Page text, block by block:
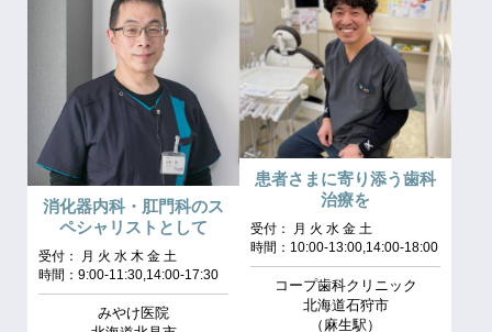
消化器内科・肛門科のス
ペシャリストとして
受付： 月 火 水 木 金 土
時間：9:00-11:30,14:00-17:30
みやけ医院
患者さまに寄り添う歯科
治療を
受付： 月 火 水 金 土
時間：10:00-13:00,14:00-18:00
コープ歯科クリニック
北海道石狩市
（麻生駅）